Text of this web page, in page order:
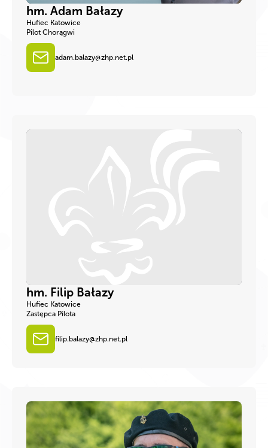
hm. Adam Bałazy
Hufiec Katowice
Pilot Chorągwi
adam.balazy@zhp.net.pl
hm. Filip Bałazy
Hufiec Katowice
Zastępca Pilota
filip.balazy@zhp.net.pl